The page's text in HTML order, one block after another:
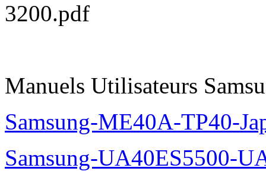
3200.pdf
Manuels Utilisateurs
Samsung-ME40A-TP40-
Samsung-UA40ES5500-